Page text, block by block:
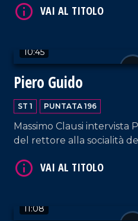
10:45
Piero Guido
ST 1 PUNTATA 196
Massimo Clausi intervista
del rettore alla socialità
11:08
VAI AL TITOLO